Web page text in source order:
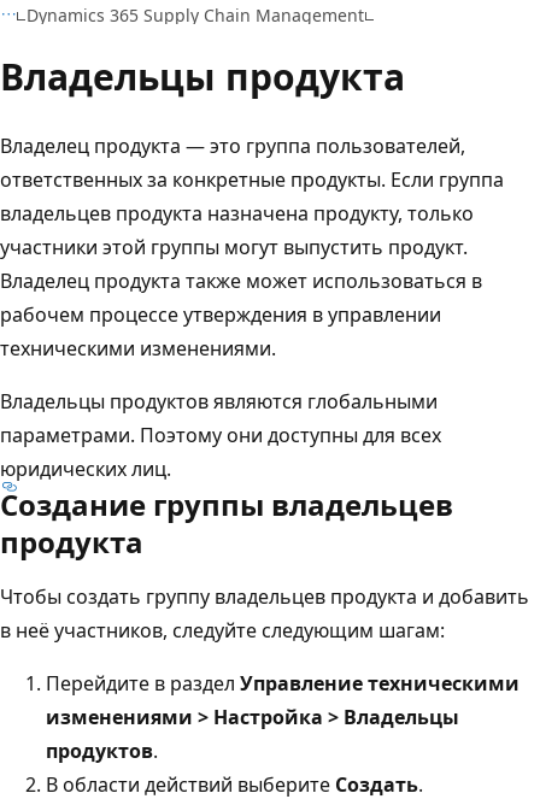
Dynamics 365 Supply Chain Management
Владельцы продукта
Владелец продукта — это группа пользователей,
ответственных за конкретные продукты. Если группа
владельцев продукта назначена продукту, только
участники этой группы могут выпустить продукт.
Владелец продукта также может использоваться в
рабочем процессе утверждения в управлении
техническими изменениями.
Владельцы продуктов являются глобальными
параметрами. Поэтому они доступны для всех
юридических лиц.
Создание группы владельцев
продукта
Чтобы создать группу владельцев продукта и добавить
в неё участников, следуйте следующим шагам:
Перейдите в раздел Управление техническими
изменениями > Настройка > Владельцы
продуктов.
В области действий выберите Создать.